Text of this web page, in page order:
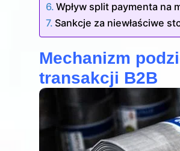
Wpływ split paymenta na
Sankcje za niewłaściwe
Mechanizm
transakcji B2B